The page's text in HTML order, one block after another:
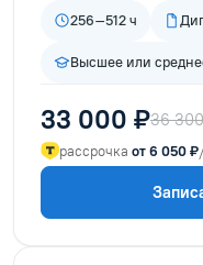
256–512 ч
Высшее или
33 000 ₽36
рассрочка от 6 050 ₽